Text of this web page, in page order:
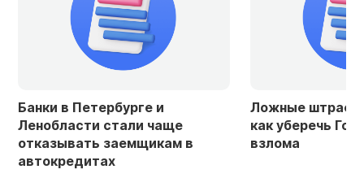
Банки в Петербурге и
Ленобласти стали чаще
отказывать заемщикам в
автокредитах
Ложные штрафы
как уберечь
взлома